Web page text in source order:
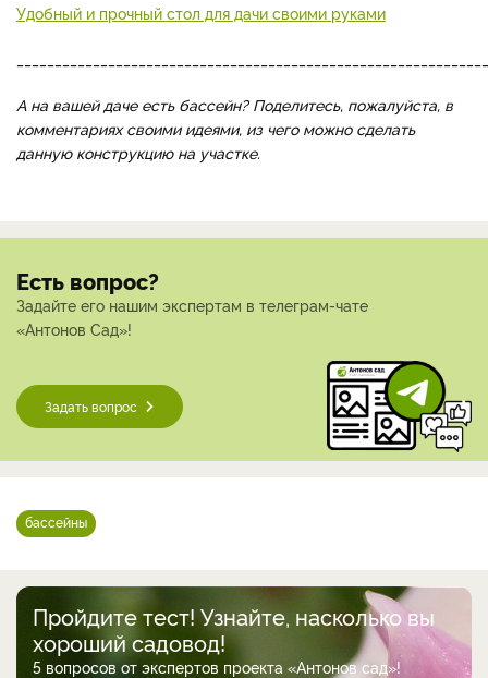
Удобный и прочный стол для дачи своими руками
А на вашей даче есть бассейн? Поделитесь, пожалуйста, в
комментариях своими идеями, из чего можно сделать
данную конструкцию на участке.
Есть вопрос?
Задайте его нашим экспертам в телеграм-чате
«Антонов Сад»!
Задать вопрос
бассейны
Пройдите тест! Узнайте, насколько вы
хороший садовод!
5 вопросов от экспертов проекта «Антонов сад»!